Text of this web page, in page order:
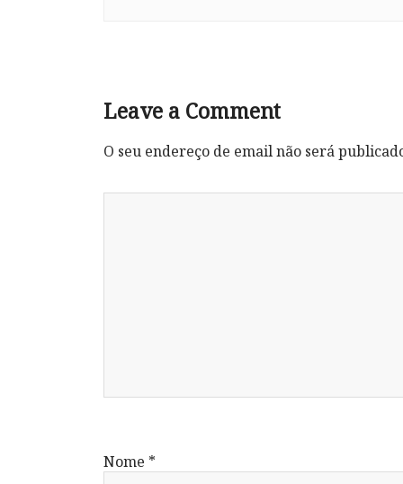
Leave a Comment
O seu endereço de email não será
Nome *